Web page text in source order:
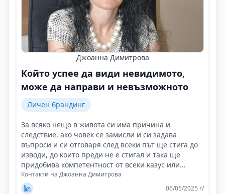
Джоанна Димитрова
Който успее да види невидимото,
може да направи и невъзможното
Личен брандинг
За всяко нещо в живота си има причина и
следствие, ако човек се замисли и си задава
въпроси и си отговаря след всеки път ще стига до
изводи, до които преди не е стигал и така ще
придобива компетентност от всеки казус или
случай!
Контакти на Джоанна Димитрова
06/05/2025 г/